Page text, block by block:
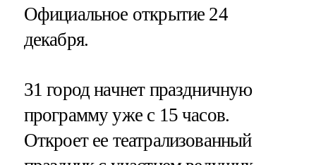
Официальное открытие 24
декабря.
31 город начнет праздничную
программу уже с 15 часов.
Откроет ее театрализованный